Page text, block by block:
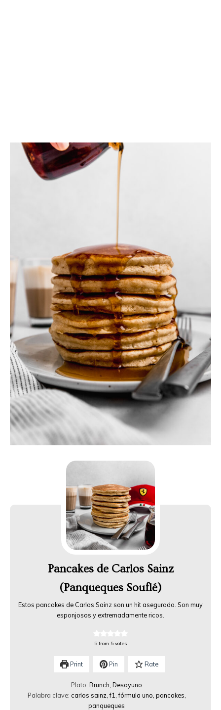
Pancakes de Carlos Sainz
(Panqueques Souflé)
Estos pancakes de Carlos Sainz son un hit asegurado. Son muy
esponjosos y extremadamente ricos.
5 from 5 votes
Print Pin Rate
Plato:Brunch, Desayuno
Palabra clave: carlos sainz, f1, fórmula uno, pancakes,
panqueques